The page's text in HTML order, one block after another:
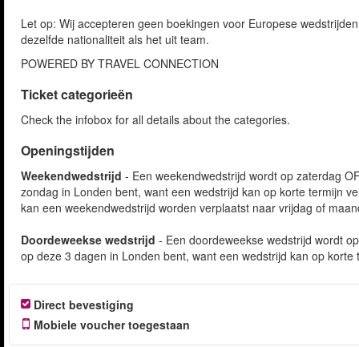
Let op: Wij accepteren geen boekingen voor Europese
dezelfde nationaliteit als het uit team.
POWERED BY TRAVEL CONNECTION
Ticket categorieën
Check the infobox for all details about the categories.
Openingstijden
Weekendwedstrijd - Een weekendwedstrijd wordt op zaterdag
zondag in Londen bent, want een wedstrijd kan op korte termijn
kan een weekendwedstrijd worden verplaatst naar vrijdag of
Doordeweekse wedstrijd - Een doordeweekse wedstrijd wordt
op deze 3 dagen in Londen bent, want een wedstrijd kan op
Direct bevestiging
Mobiele voucher toegestaan